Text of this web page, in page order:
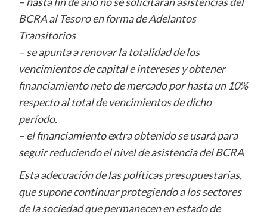
BCRA al Tesoro en forma de Adelantos
Transitorios
– se apunta a renovar la totalidad de los
vencimientos de capital e intereses y obtener
financiamiento neto de mercado por hasta un 10%
respecto al total de vencimientos de dicho
período.
– el financiamiento extra obtenido se usará para
seguir reduciendo el nivel de asistencia del BCRA
Esta adecuación de las políticas presupuestarias,
que supone continuar protegiendo a los sectores
de la sociedad que permanecen en estado de